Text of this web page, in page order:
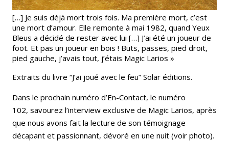
[…] Je suis déjà mort trois fois. Ma première mort, c’est
une mort d’amour. Elle remonte à mai 1982, quand Yeux
Bleus a décidé de rester avec lui […] J’ai été un joueur de
foot. Et pas un joueur en bois ! Buts, passes, pied droit,
pied gauche, j’avais tout, j’étais Magic Larios »
Extraits du livre “J’ai joué avec le feu” Solar éditions.
Dans le prochain numéro d’En-Contact, le numéro
102, savourez l’interview exclusive de Magic Larios, après
que nous avons fait la lecture de son témoignage
décapant et passionnant, dévoré en une nuit (voir photo).